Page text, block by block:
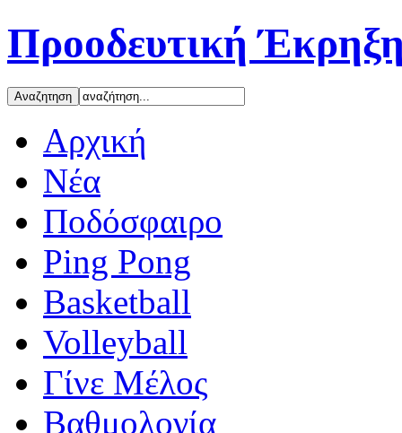
Προοδευτική
Αρχική
Νέα
Ποδόσφαιρο
Ping Pong
Basketball
Volleyball
Γίνε Μέλος
Βαθμολογία